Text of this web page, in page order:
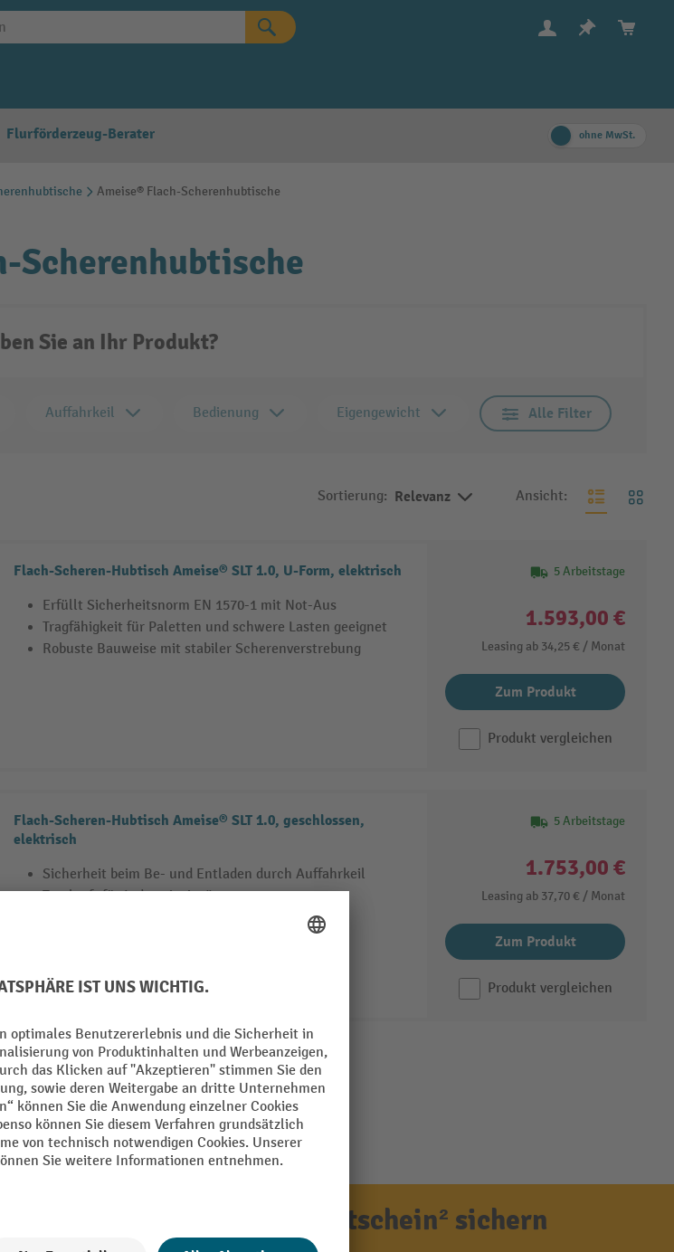
Flurförderzeug-Berater ohne MwSt.
Ameise® Flach-Scherenhubtische
Scherenhubtische
Sie an Ihr Produkt?
Auffahrkeil Bedienung Eigengewicht Alle Filter
Sortierung: Relevanz Ansicht:
Flach-Scheren-Hubtisch Ameise® SLT 1.0, U-Form, elektrisch
Erfüllt Sicherheitsnorm EN 1570-1 mit Not-Aus
Tragfähigkeit für Paletten und schwere Lasten geeignet
Robuste Bauweise mit stabiler Scherenverstrebung
5 Arbeitstage
1.593,00 €
Leasing ab 34,25 € / Monat
Zum Produkt
Produkt vergleichen
Flach-Scheren-Hubtisch Ameise® SLT 1.0, geschlossen,
elektrisch
Sicherheit beim Be- und Entladen durch Auffahrkeil
Tragkraft für Industrieeinsätze
5 Arbeitstage
1.753,00 €
Leasing ab 37,70 € / Monat
Zum Produkt
Produkt vergleichen
zu -10 % Willkommensgutschein² sichern